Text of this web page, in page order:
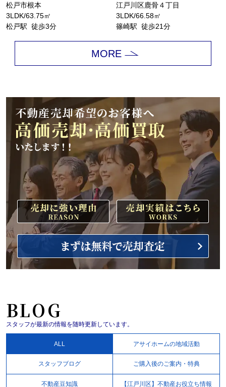
松戸市根本
3LDK/63.75㎡
松戸駅 徒歩3分
江戸川区鹿骨４丁目
3LDK/66.58㎡
篠崎駅 徒歩21分
MORE
BLOG
スタッフが最新の情報を随時更新しています。
ALL アサイホームの地域活動
スタッフブログ ご購入後のご案内・特典
不動産豆知識 【江戸川区】不動産お役立ち情報